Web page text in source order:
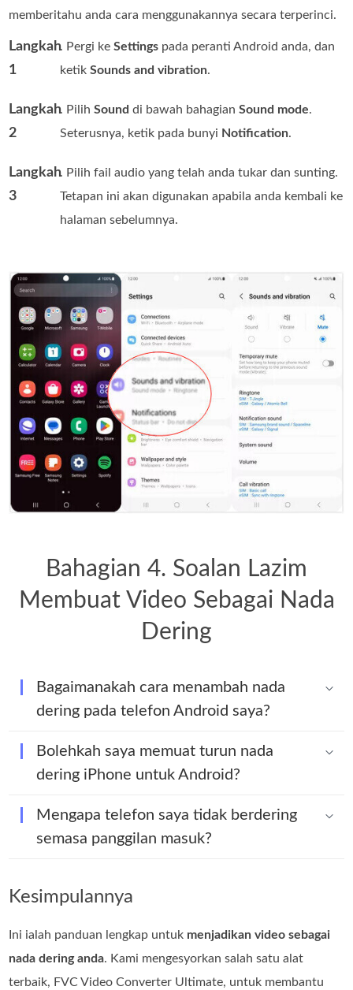
memberitahu anda cara menggunakannya secara terperinci.
Langkah
1
. Pergi keSettings pada peranti Android anda, dan
ketikSounds and vibration.
Langkah
2
. PilihSound di bawah bahagianSound mode.
Seterusnya, ketik pada bunyi Notification.
Langkah
3
. Pilih fail audio yang telah anda tukar dan sunting.
Tetapan ini akan digunakan apabila anda kembali ke
halaman sebelumnya.
Bahagian 4. Soalan Lazim
Membuat Video Sebagai Nada
Dering
Bagaimanakah cara menambah nada
dering pada telefon Android saya?
Bolehkah saya memuat turun nada
dering iPhone untuk Android?
Mengapa telefon saya tidak berdering
semasa panggilan masuk?
Kesimpulannya
Ini ialah panduan lengkap untuk menjadikan video sebagai
nada dering anda. Kami mengesyorkan salah satu alat
terbaik, FVC Video Converter Ultimate, untuk membantu